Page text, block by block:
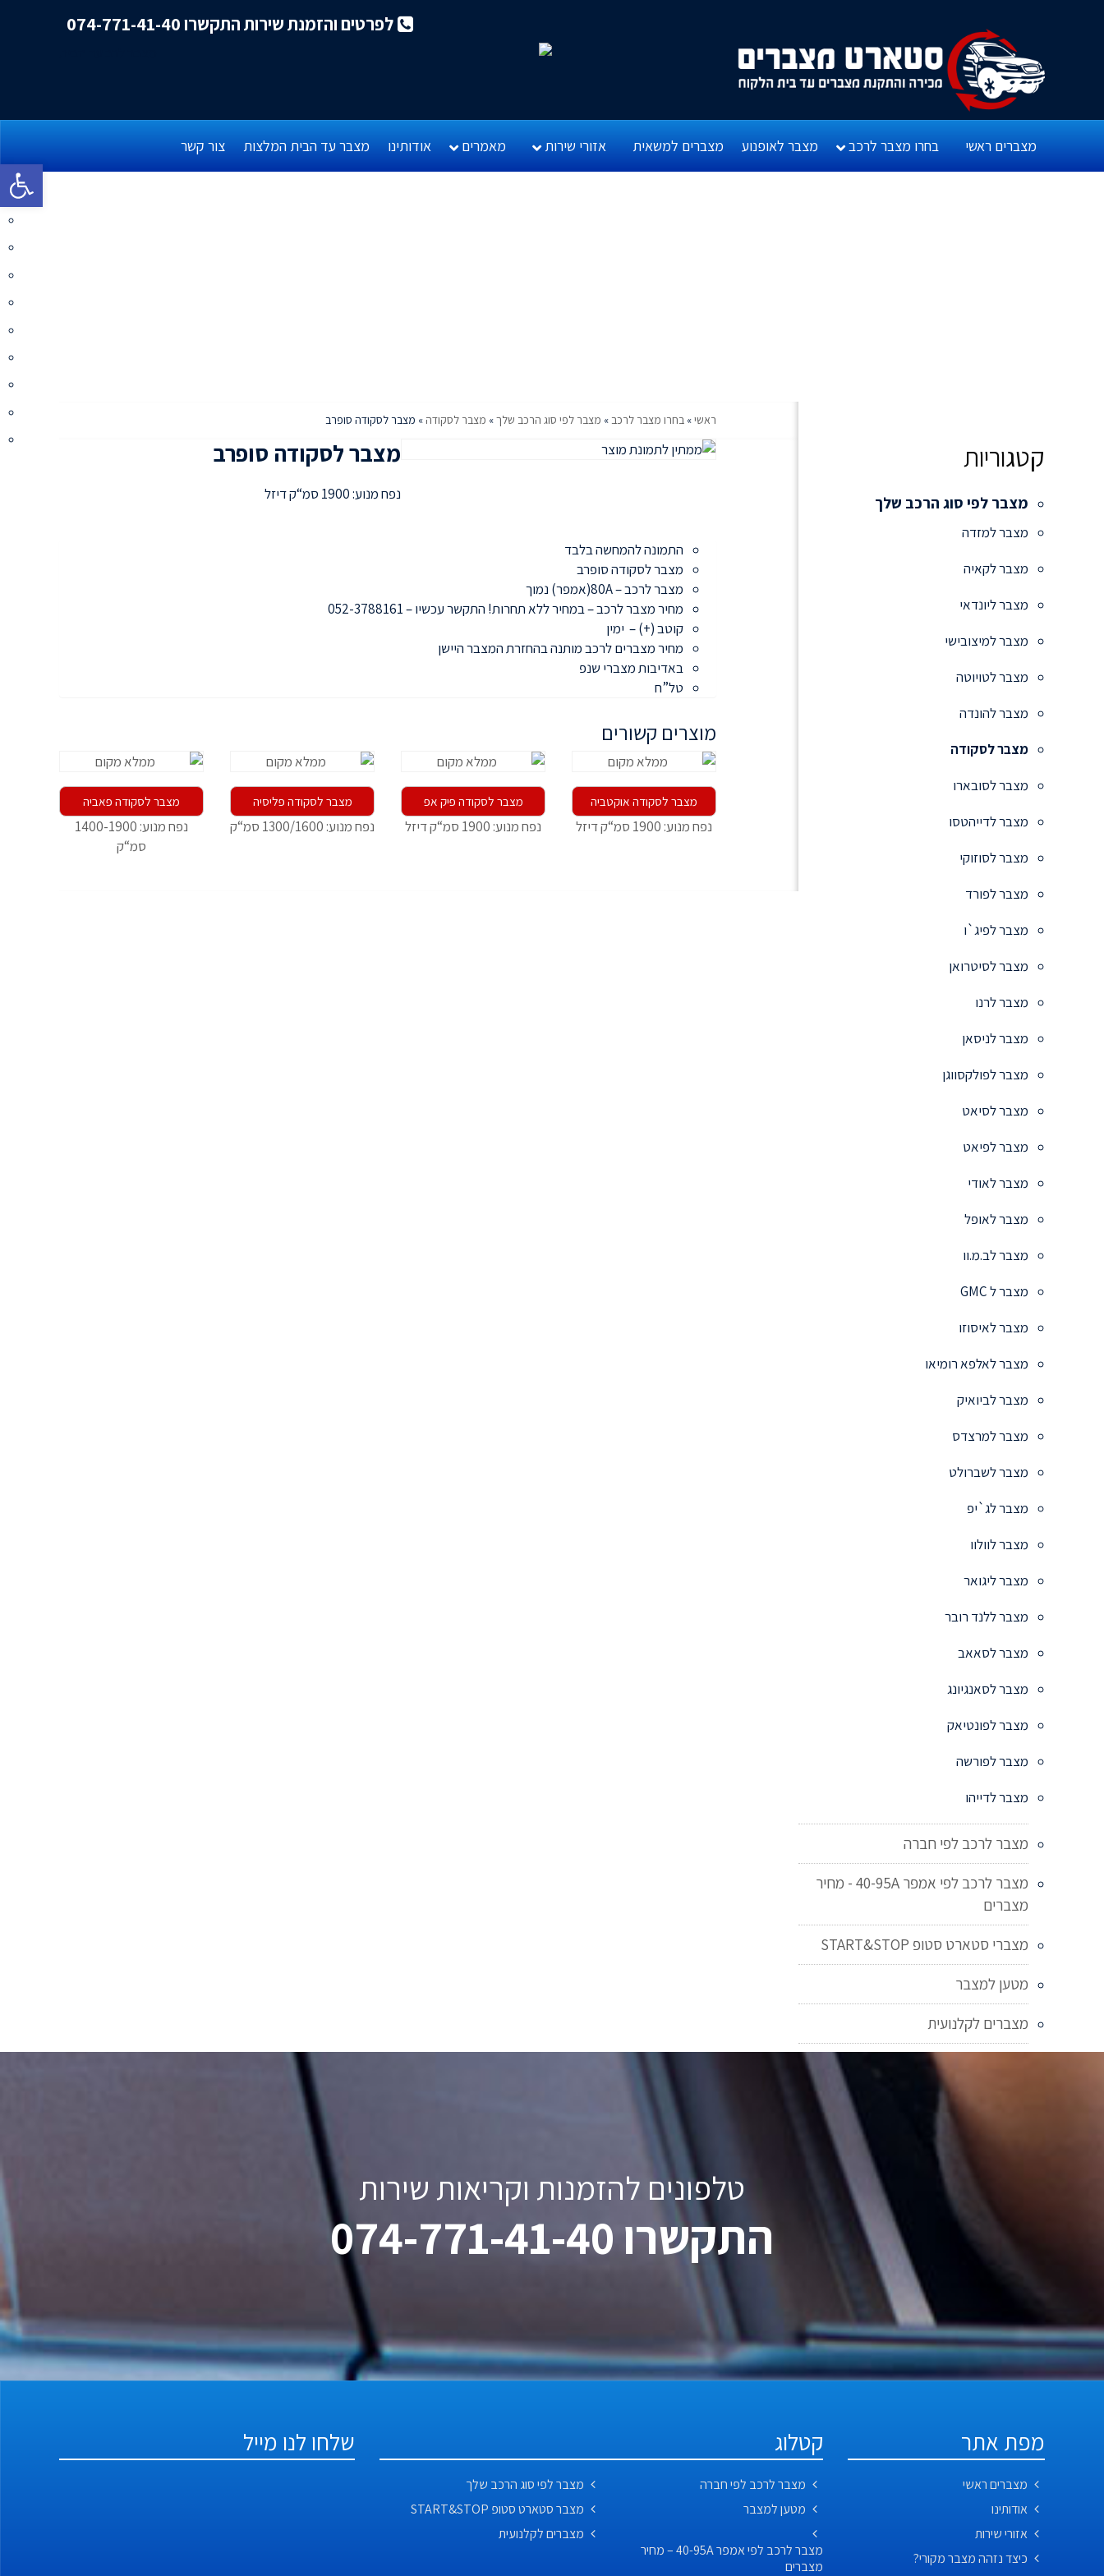
פתח
לפרטים והזמנת שירות התקשרו 074-771-41-40
מצברים ראשי בחרו מצבר לרכב מצבר לאופנוע מצברים למשאית אזורי שירות מאמרים אודותינו מצבר עד הבית המלצות צור קשר
ראשי» בחרו מצבר לרכב » מצבר לפי סוג הרכב שלך» מצבר לסקודה » מצבר לסקודה סופרב
קטגוריות
מצבר לפי סוג הרכב שלך
מצבר למזדה
מצבר לקאיה
מצבר ליונדאי
מצבר למיצובישי
מצבר לטויוטה
מצבר להונדה
מצבר לסקודה
מצבר לסובארו
מצבר לדייהטסו
מצבר לסוזוקי
מצבר לפורד
מצבר לפיג`ו
מצבר לסיטרואן
מצבר לרנו
מצבר לניסאן
מצבר לפולקסווגן
מצבר לסיאט
מצבר לפיאט
מצבר לאודי
מצבר לאופל
מצבר לב.מ.וו
מצבר ל GMC
מצבר לאיסוזו
מצבר לאלפא רומיאו
מצבר לביואיק
מצבר למרצדס
מצבר לשברולט
מצבר לג`יפ
מצבר לוולוו
מצבר ליגואר
מצבר ללנד רובר
מצבר לסאאב
מצבר לסאנגיונג
מצבר לפונטיאק
מצבר לפורשה
מצבר לדייהו
מצבר לרכב לפי חברה
מצבר לרכב לפי אמפר 40-95A - מחיר
מצברים
מצברי סטארט סטופ START&STOP
מטען למצבר
מצברים לקלנועית
מצבר לסקודה סופרב
נפח מנוע: 1900 סמ“ק דיזל
התמונה להמחשה בלבד
מצבר לסקודה סופרב
מצבר לרכב – 80A(אמפר) נמוך
מחיר מצבר לרכב – במחיר ללא תחרות! התקשר עכשיו – 052-3788161
קוטב (+) – ימין
מחיר מצברים לרכב מותנה בהחזרת המצבר היישן
באדיבות מצברי שנפ
טל”ח
מוצרים קשורים
מצבר לסקודה אוקטביה
נפח מנוע: 1900 סמ“ק דיזל
מצבר לסקודה פיק אפ
נפח מנוע: 1900 סמ“ק דיזל
מצבר לסקודה פליסיה
נפח מנוע: 1300/1600 סמ“ק
מצבר לסקודה פאביה
נפח מנוע: 1400-1900
סמ“ק
טלפונים להזמנות וקריאות שירות
התקשרו 074-771-41-40
מפת אתר
מצברים ראשי
אודותינו
אזורי שירות
כיצד נזהה מצבר מקורי?
קטלוג
מצבר לרכב לפי חברה
מצבר לפי סוג הרכב שלך
מטען למצבר
מצבר סטארט סטופ START&STOP
מצבר לרכב לפי אמפר 40-95A – מחיר
מצברים
מצברים לקלנועית
שלחו לנו מייל